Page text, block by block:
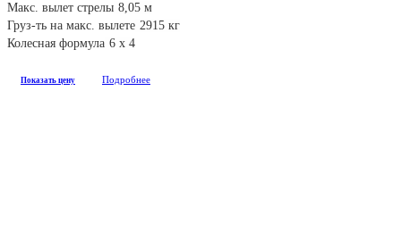
Макс. вылет стрелы 8,05 м
Груз-ть на макс. вылете 2915 кг
Колесная формула 6 х 4
Показать цену Подробнее